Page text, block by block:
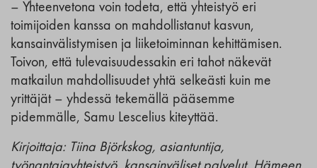
– Yhteenvetona voin todeta, että yhteistyö eri
toimijoiden kanssa on mahdollistanut kasvun,
kansainvälistymisen ja liiketoiminnan kehittämisen.
Toivon, että tulevaisuudessakin eri tahot näkevät
matkailun mahdollisuudet yhtä selkeästi kuin me
yrittäjät – yhdessä tekemällä pääsemme
pidemmälle, Samu Lescelius kiteyttää.
Kirjoittaja: Tiina Björkskog, asiantuntija,